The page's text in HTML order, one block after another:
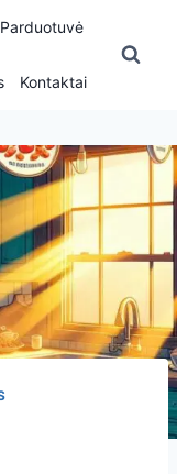
Parduotuvė
Kontaktai